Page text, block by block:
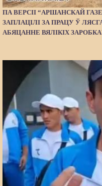
ПА ВЕРСІІ “АРШАНСКАЙ
ЗАПЛАЦІЛІ ЗА ПРАЦУ Ў
АБЯЦАННЕ ВЯЛІКІХ